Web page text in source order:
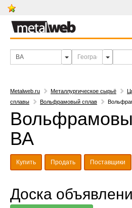
Metalweb.ru Металлургическое сырьё
сплавы
Вольфрамовый сплав
ВА
Купить Продать Поставщики
Доска